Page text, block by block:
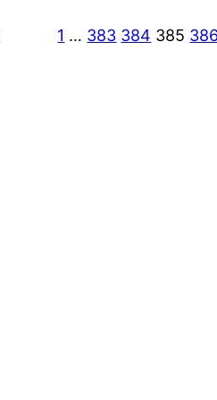
1 … 383 384 385 386